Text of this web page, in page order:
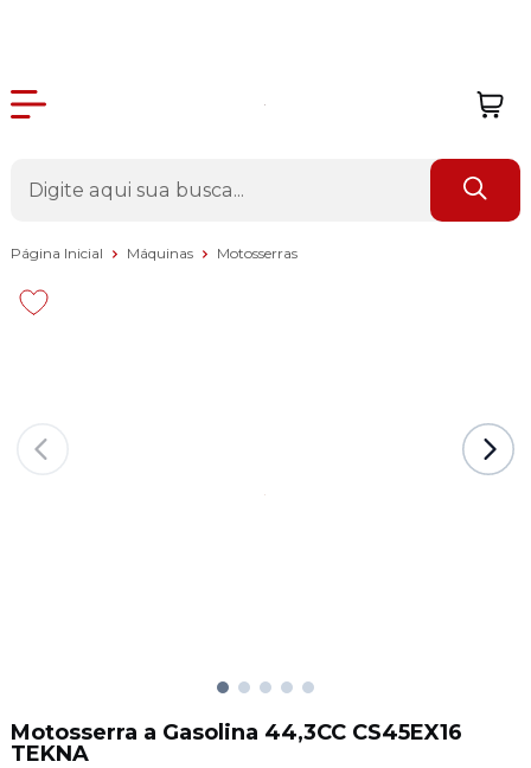
Página Inicial Máquinas Motosserras
Motosserra a Gasolina 44,3CC CS45EX16
TEKNA